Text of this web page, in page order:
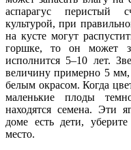
аспарагус перистый
культурой, при
на кусте могут
горшке, то он может
исполнится 5–10 лет.
величину примерно 5
белым окрасом. Когда
маленькие плоды
находятся семена. Эти
доме есть дети,
место.